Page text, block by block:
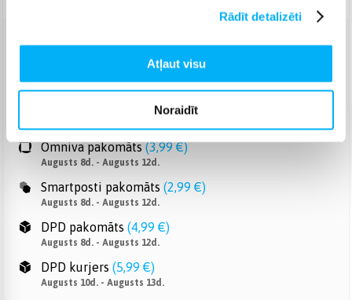
Rādīt detalizēti
Atļaut visu
Noraidīt
Augusts 8d. - Augusts 12d.
Venipak Kurjers (4,99 €)
Apmaksā pilnu summu skaidrā naudā piegādes brīdī.
Omniva pakomāts (3,99 €)
Augusts 8d. - Augusts 12d.
Smartposti pakomāts (2,99 €)
Augusts 8d. - Augusts 12d.
DPD pakomāts (4,99 €)
Augusts 8d. - Augusts 12d.
DPD kurjers (5,99 €)
Augusts 10d. - Augusts 13d.